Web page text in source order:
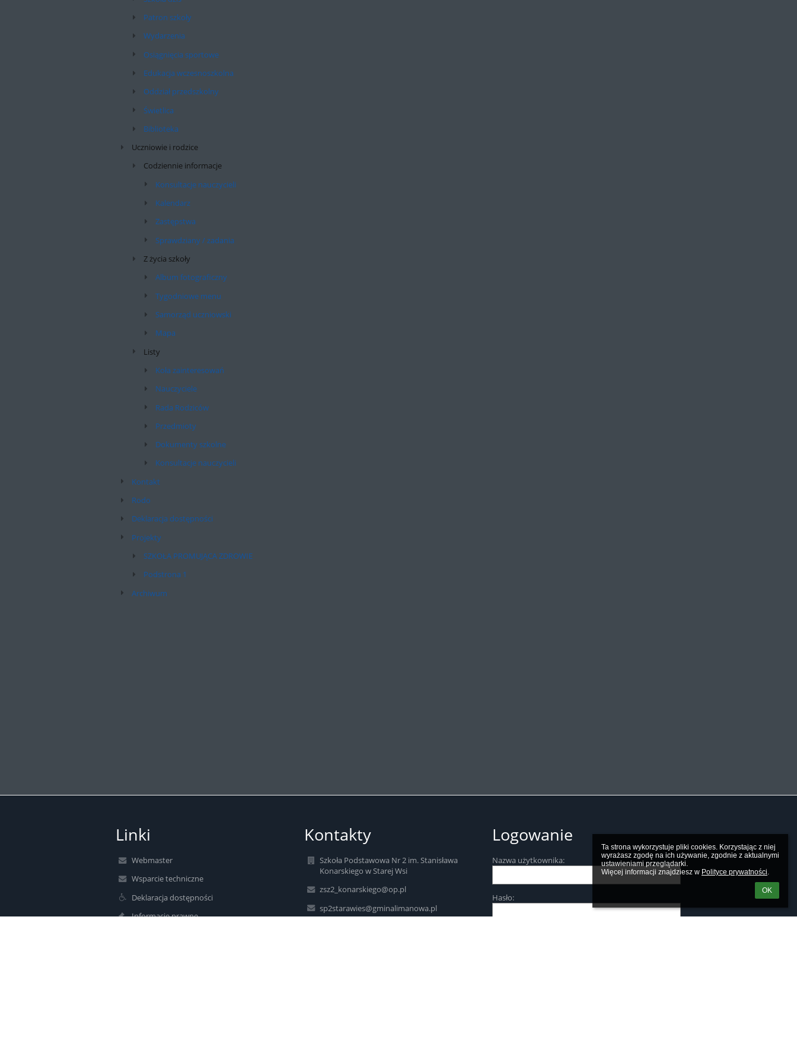
Ta strona wykorzystuje pliki cookies. Korzystając z niej
wyrażasz zgodę na ich używanie, zgodnie z aktualnymi
ustawieniami przeglądarki.
Więcej informacji znajdziesz w Polityce prywatności.
OK
Patron szkoły
Wydarzenia
Osiągnięcia sportowe
Edukacja wczesnoszkolna
Oddział przedszkolny
Świetlica
Biblioteka
Uczniowie i rodzice
Codziennie informacje
Konsultacje nauczycieli
Kalendarz
Zastępstwa
Sprawdziany / zadania
Z życia szkoły
Album fotograficzny
Tygodniowe menu
Samorząd uczniowski
Mapa
Listy
Koła zainteresowań
Nauczyciele
Rada Rodziców
Przedmioty
Dokumenty szkolne
Konsultacje nauczycieli
Kontakt
Rodo
Deklaracja dostępności
Projekty
SZKOŁA PROMUJĄCA ZDROWIE
Podstrona 1
Archiwum
Linki
Webmaster
Wsparcie techniczne
Deklaracja dostępności
Informacje prawne
Kontakty
Szkoła Podstawowa Nr 2 im. Stanisława
Konarskiego w Starej Wsi
zsz2_konarskiego@op.pl
sp2starawies@gminalimanowa.pl
Logowanie
Nazwa użytkownika:
Hasło: